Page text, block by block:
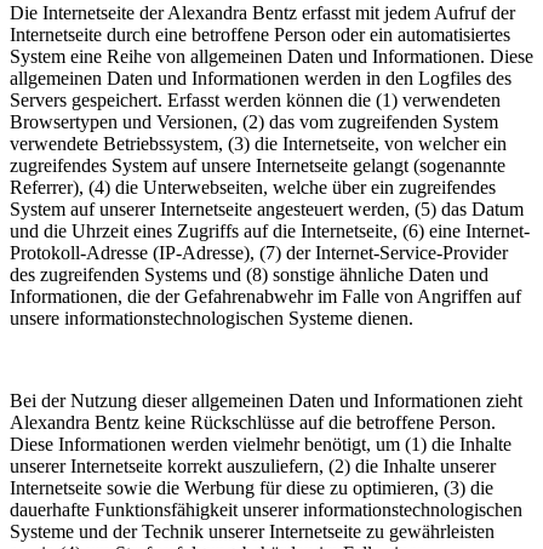
Die Internetseite der Alexandra Bentz erfasst mit jedem Aufruf der
Internetseite durch eine betroffene Person oder ein automatisiertes
System eine Reihe von allgemeinen Daten und Informationen. Diese
allgemeinen Daten und Informationen werden in den Logfiles des
Servers gespeichert. Erfasst werden können die (1) verwendeten
Browsertypen und Versionen, (2) das vom zugreifenden System
verwendete Betriebssystem, (3) die Internetseite, von welcher ein
zugreifendes System auf unsere Internetseite gelangt (sogenannte
Referrer), (4) die Unterwebseiten, welche über ein zugreifendes
System auf unserer Internetseite angesteuert werden, (5) das Datum
und die Uhrzeit eines Zugriffs auf die Internetseite, (6) eine Internet-
Protokoll-Adresse (IP-Adresse), (7) der Internet-Service-Provider
des zugreifenden Systems und (8) sonstige ähnliche Daten und
Informationen, die der Gefahrenabwehr im Falle von Angriffen auf
unsere informationstechnologischen Systeme dienen.
Bei der Nutzung dieser allgemeinen Daten und Informationen zieht
Alexandra Bentz keine Rückschlüsse auf die betroffene Person.
Diese Informationen werden vielmehr benötigt, um (1) die Inhalte
unserer Internetseite korrekt auszuliefern, (2) die Inhalte unserer
Internetseite sowie die Werbung für diese zu optimieren, (3) die
dauerhafte Funktionsfähigkeit unserer informationstechnologischen
Systeme und der Technik unserer Internetseite zu gewährleisten